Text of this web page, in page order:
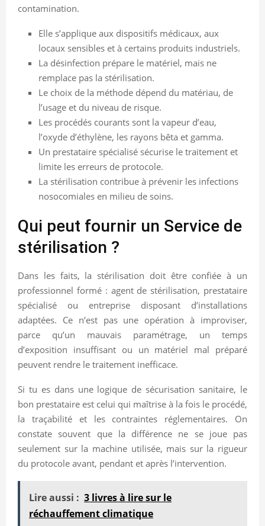
contamination.
Elle s’applique aux dispositifs médicaux, aux
locaux sensibles et à certains produits industriels.
La désinfection prépare le matériel, mais ne
remplace pas la stérilisation.
Le choix de la méthode dépend du matériau, de
l’usage et du niveau de risque.
Les procédés courants sont la vapeur d’eau,
l’oxyde d’éthylène, les rayons bêta et gamma.
Un prestataire spécialisé sécurise le traitement et
limite les erreurs de protocole.
La stérilisation contribue à prévenir les infections
nosocomiales en milieu de soins.
Qui peut fournir un Service de
stérilisation ?
Dans les faits, la stérilisation doit être confiée à un
professionnel formé : agent de stérilisation, prestataire
spécialisé ou entreprise disposant d’installations
adaptées. Ce n’est pas une opération à improviser,
parce qu’un mauvais paramétrage, un temps
d’exposition insuffisant ou un matériel mal préparé
peuvent rendre le traitement inefficace.
Si tu es dans une logique de sécurisation sanitaire, le
bon prestataire est celui qui maîtrise à la fois le procédé,
la traçabilité et les contraintes réglementaires. On
constate souvent que la différence ne se joue pas
seulement sur la machine utilisée, mais sur la rigueur
du protocole avant, pendant et après l’intervention.
Lire aussi : 3 livres à lire sur le
réchauffement climatique